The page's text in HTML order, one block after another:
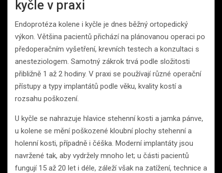
kyčle v praxi
Endoprotéza kolene i kyčle je dnes běžný ortopedický
výkon. Většina pacientů přichází na plánovanou operaci po
předoperačním vyšetření, krevních testech a konzultaci s
anesteziologem. Samotný zákrok trvá podle složitosti
přibližně 1 až 2 hodiny. V praxi se používají různé operační
přístupy a typy implantátů podle věku, kvality kostí a
rozsahu poškození.
U kyčle se nahrazuje hlavice stehenní kosti a jamka pánve,
u kolene se mění poškozené kloubní plochy stehenní a
holenní kosti, případně i čéška. Moderní implantáty jsou
navržené tak, aby vydržely mnoho let; u části pacientů
fungují 15 až 20 let i déle, záleží však na zatížení, technice a